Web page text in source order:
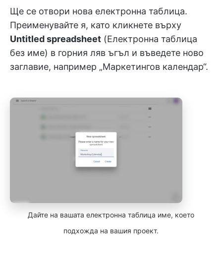
Ще се отвори нова електронна таблица.
Преименувайте я, като кликнете върху
Untitled spreadsheet (Електронна таблица
без име) в горния ляв ъгъл и въведете ново
заглавие, например „Маркетингов календар“.
Дайте на вашата електронна таблица име, което
подхожда на вашия проект.